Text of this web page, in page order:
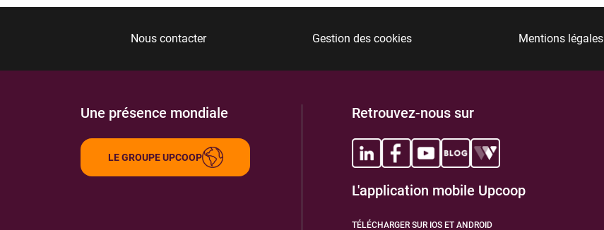
Nous contacter Gestion des cookies Mentions légales
Une présence mondiale
LE GROUPE UPCOOP
Retrouvez-nous sur
L'application mobile Upcoop
TÉLÉCHARGER SUR IOS ET ANDROID